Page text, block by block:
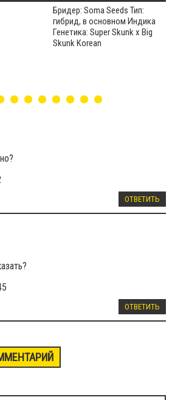
Бридер: Soma Seeds Тип:
гибрид, в основном Индика
Генетика: Super Skunk x Big
Skunk Korean
ОТВЕТИТЬ
ОТВЕТИТЬ